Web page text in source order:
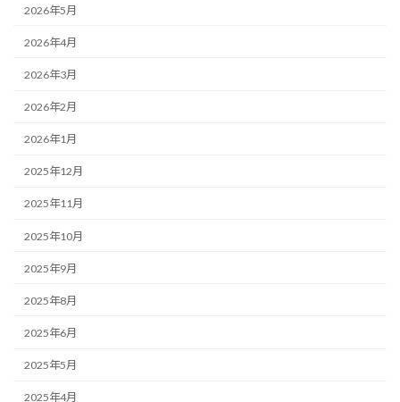
2026年5月
2026年4月
2026年3月
2026年2月
2026年1月
2025年12月
2025年11月
2025年10月
2025年9月
2025年8月
2025年6月
2025年5月
2025年4月